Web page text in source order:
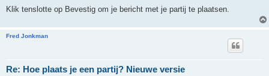
Klik tenslotte op Bevestig om je bericht met je partij te plaatsen.
Fred Jonkman
Re: Hoe plaats je een partij? Nieuwe versie